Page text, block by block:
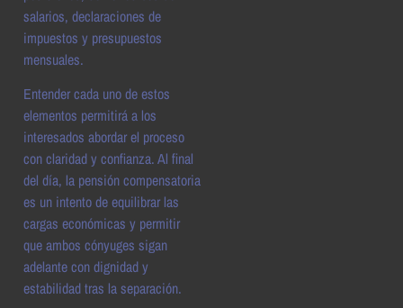
salarios, declaraciones de
impuestos y presupuestos
mensuales.
Entender cada uno de estos
elementos permitirá a los
interesados abordar el proceso
con claridad y confianza. Al final
del día, la pensión compensatoria
es un intento de equilibrar las
cargas económicas y permitir
que ambos cónyuges sigan
adelante con dignidad y
estabilidad tras la separación.